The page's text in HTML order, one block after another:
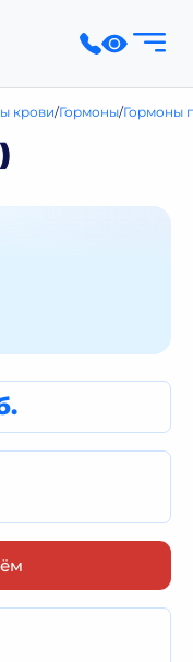
крови Гормоны Гормоны